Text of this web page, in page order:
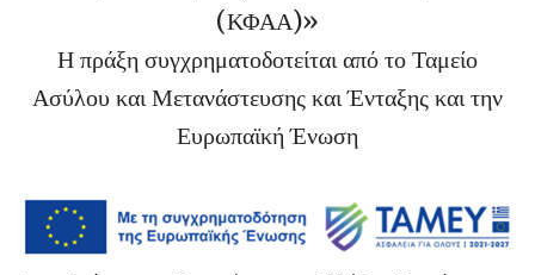
(ΚΦΑΑ)»
Η πράξη συγχρηματοδοτείται από το Ταμείο
Ασύλου και Μετανάστευσης και Ένταξης και την
Ευρωπαϊκή Ένωση